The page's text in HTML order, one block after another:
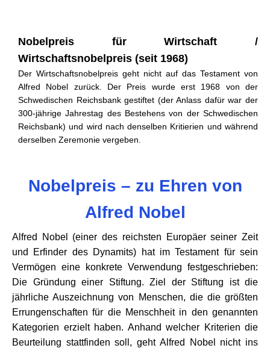
Nobelpreis für Wirtschaft /
Wirtschaftsnobelpreis (seit 1968)
Der Wirtschaftsnobelpreis geht nicht auf das Testament von
Alfred Nobel zurück. Der Preis wurde erst 1968 von der
Schwedischen Reichsbank gestiftet (der Anlass dafür war der
300-jährige Jahrestag des Bestehens von der Schwedischen
Reichsbank) und wird nach denselben Kritierien und während
derselben Zeremonie vergeben.
Nobelpreis – zu Ehren von
Alfred Nobel
Alfred Nobel (einer des reichsten Europäer seiner Zeit
und Erfinder des Dynamits) hat im Testament für sein
Vermögen eine konkrete Verwendung festgeschrieben:
Die Gründung einer Stiftung. Ziel der Stiftung ist die
jährliche Auszeichnung von Menschen, die die größten
Errungenschaften für die Menschheit in den genannten
Kategorien erzielt haben. Anhand welcher Kriterien die
Beurteilung stattfinden soll, geht Alfred Nobel nicht ins